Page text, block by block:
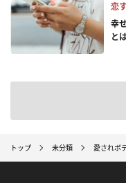
恋
幸
と
トップ 未分類 愛されボ